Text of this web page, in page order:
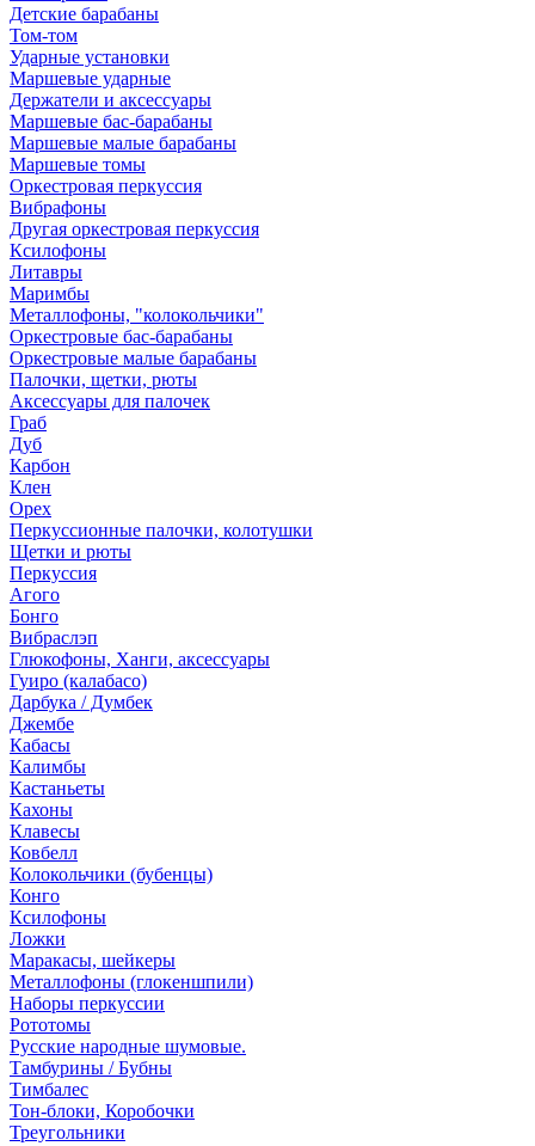
Детские барабаны
Том-том
Ударные установки
Маршевые ударные
Держатели и аксессуары
Маршевые бас-барабаны
Маршевые малые барабаны
Маршевые томы
Оркестровая перкуссия
Вибрафоны
Другая оркестровая перкуссия
Ксилофоны
Литавры
Маримбы
Металлофоны, "колокольчики"
Оркестровые бас-барабаны
Оркестровые малые барабаны
Палочки, щетки, рюты
Аксессуары для палочек
Граб
Дуб
Карбон
Клен
Орех
Перкуссионные палочки, колотушки
Щетки и рюты
Перкуссия
Агого
Бонго
Вибраслэп
Глюкофоны, Ханги, аксессуары
Гуиро (калабасо)
Дарбука / Думбек
Джембе
Кабасы
Калимбы
Кастаньеты
Кахоны
Клавесы
Ковбелл
Колокольчики (бубенцы)
Конго
Ксилофоны
Ложки
Маракасы, шейкеры
Металлофоны (глокеншпили)
Наборы перкуссии
Рототомы
Русские народные шумовые.
Тамбурины / Бубны
Тимбалес
Тон-блоки, Коробочки
Треугольники